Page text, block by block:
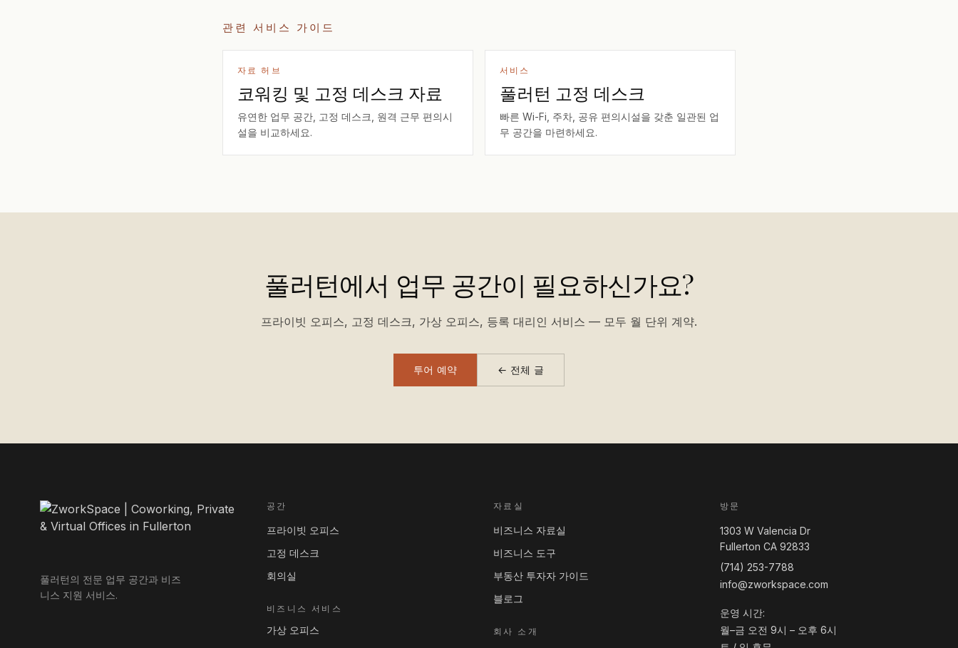
관련 서비스 가이드
자료 허브
코워킹 및 고정 데스크 자료
유연한 업무 공간, 고정 데스크, 원격 근무 편의시
설을 비교하세요.
서비스
풀러턴 고정 데스크
빠른 Wi-Fi, 주차, 공유 편의시설을 갖춘 일관된 업
무 공간을 마련하세요.
풀러턴에서 업무 공간이 필요하신가요?
프라이빗 오피스, 고정 데스크, 가상 오피스, 등록 대리인 서비스 — 모두 월 단위 계약.
투어 예약 ← 전체 글
풀러턴의 전문 업무 공간과 비즈
니스 지원 서비스.
공간
프라이빗 오피스
고정 데스크
회의실
비즈니스 서비스
가상 오피스
자료실
비즈니스 자료실
비즈니스 도구
부동산 투자자 가이드
블로그
회사 소개
방문
1303 W Valencia Dr
Fullerton CA 92833
(714) 253-7788
info@zworkspace.com
운영 시간:
월–금 오전 9시 – 오후 6시